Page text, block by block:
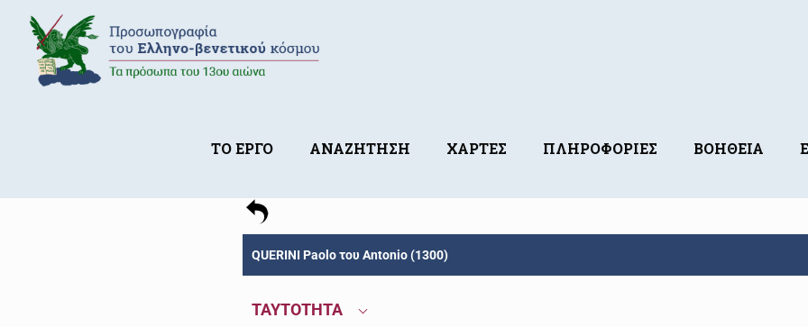
ΤΟ ΕΡΓΟ ΑΝΑΖΗΤΗΣΗ ΧΑΡΤΕΣ ΠΛΗΡΟΦΟΡΙΕΣ ΒΟΗΘΕΙΑ
QUERINI Paolo του Antonio (1300)
ΤΑΥΤΟΤΗΤΑ